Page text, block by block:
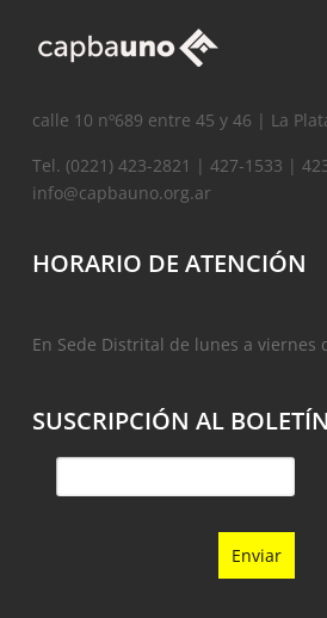
calle 10 nº689 entre 45 y 46 | La
Tel. (0221) 423-2821 | 427-1533 |
info@capbauno.org.ar
HORARIO DE ATENCIÓN
En Sede Distrital de lunes a viernes
SUSCRIPCIÓN AL BOLETÍN